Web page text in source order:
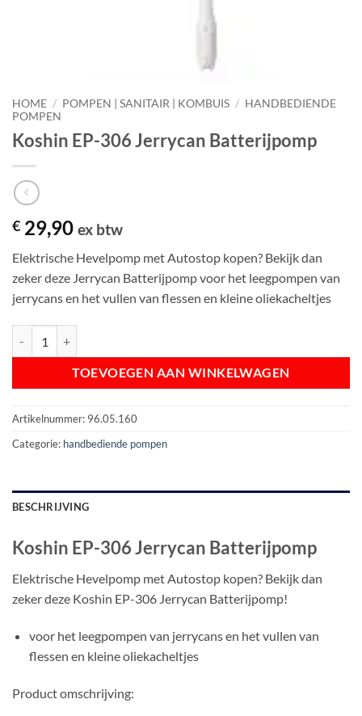
HOME / POMPEN | SANITAIR | KOMBUIS / HANDBEDIENDE
POMPEN
Koshin EP-306 Jerrycan Batterijpomp
€ 29,90 ex btw
Elektrische Hevelpomp met Autostop kopen? Bekijk dan
zeker deze Jerrycan Batterijpomp voor het leegpompen van
jerrycans en het vullen van flessen en kleine oliekacheltjes
TOEVOEGEN AAN WINKELWAGEN
Artikelnummer: 96.05.160
Categorie: handbediende pompen
BESCHRIJVING
Koshin EP-306 Jerrycan Batterijpomp
Elektrische Hevelpomp met Autostop kopen? Bekijk dan
zeker deze Koshin EP-306 Jerrycan Batterijpomp!
voor het leegpompen van jerrycans en het vullen van
flessen en kleine oliekacheltjes
Product omschrijving: